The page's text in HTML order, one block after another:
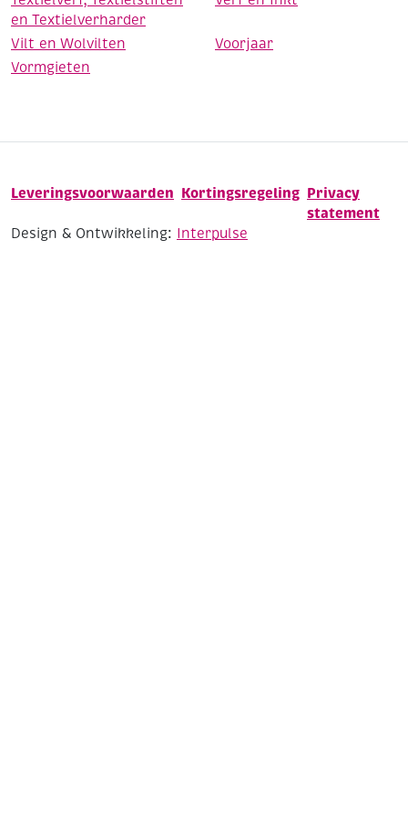
en Textielverharder
Vilt en Wolvilten
Voorjaar
Vormgieten
Leveringsvoorwaarden Kortingsregeling Privacy
statement
Design & Ontwikkeling: Interpulse